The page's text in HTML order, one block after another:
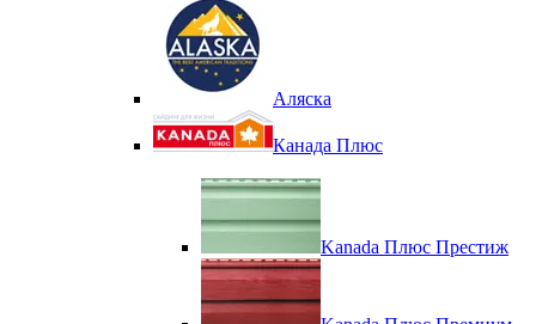
Аляска
Канада Плюс
Kanada Плюс Престиж